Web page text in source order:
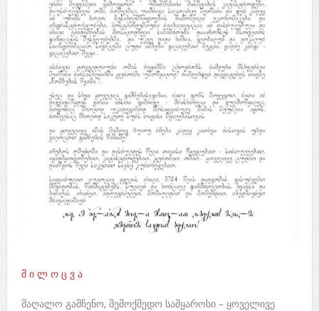
მ ი ლ ო ც ვ ა
მაღალო გამჩენო, შემოქმედო სამყაროსი – ყოველივე